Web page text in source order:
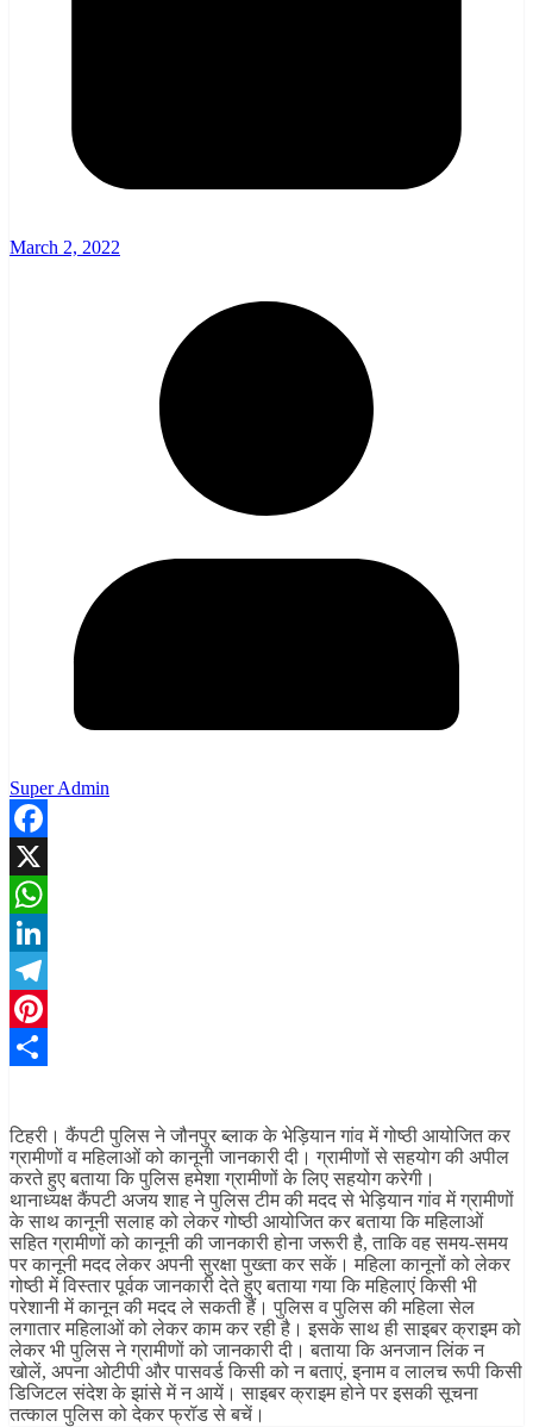
March 2, 2022
Super Admin
Facebook
X
WhatsApp
LinkedIn
Telegram
Pinterest
टिहरी। कैंपटी पुलिस ने जौनपुर ब्लाक के भेड़ियान गांव में गोष्ठी आयोजित कर
ग्रामीणों व महिलाओं को कानूनी जानकारी दी। ग्रामीणों से सहयोग की अपील
करते हुए बताया कि पुलिस हमेशा ग्रामीणों के लिए सहयोग करेगी।
थानाध्यक्ष कैंपटी अजय शाह ने पुलिस टीम की मदद से भेड़ियान गांव में ग्रामीणों
के साथ कानूनी सलाह को लेकर गोष्ठी आयोजित कर बताया कि महिलाओं
सहित ग्रामीणों को कानूनी की जानकारी होना जरूरी है, ताकि वह समय-समय
पर कानूनी मदद लेकर अपनी सुरक्षा पुख्ता कर सकें। महिला कानूनों को लेकर
गोष्ठी में विस्तार पूर्वक जानकारी देते हुए बताया गया कि महिलाएं किसी भी
परेशानी में कानून की मदद ले सकती हैं। पुलिस व पुलिस की महिला सेल
लगातार महिलाओं को लेकर काम कर रही है। इसके साथ ही साइबर क्राइम को
लेकर भी पुलिस ने ग्रामीणों को जानकारी दी। बताया कि अनजान लिंक न
खोलें, अपना ओटीपी और पासवर्ड किसी को न बताएं, इनाम व लालच रूपी किसी
डिजिटल संदेश के झांसे में न आयें। साइबर क्राइम होने पर इसकी सूचना
तत्काल पुलिस को देकर फ्रॉड से बचें।